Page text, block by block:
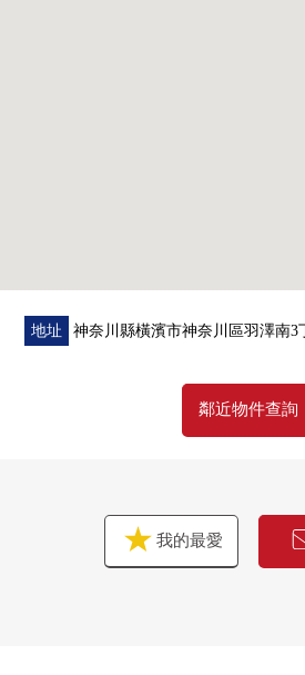
地址 神奈川縣橫濱市神奈川區羽澤南3
鄰近物件查詢
我的最愛